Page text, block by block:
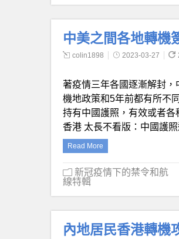
中美之間各地轉機
colin1898 2023-03-27
著疫情三年各國逐漸解封
機地政策和5年前都有所不
持有中國護照，有效或者各
香港 太長不看版：中國護
Read More
新冠疫情下的禁令和航
線特輯
內地居民香港轉機